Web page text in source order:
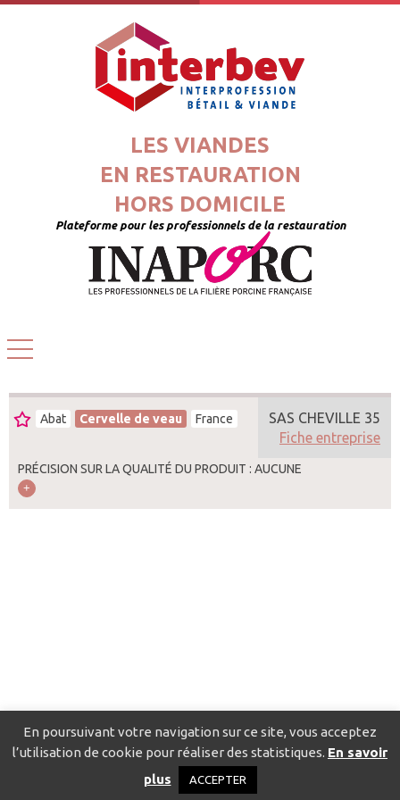
LES VIANDES
EN RESTAURATION
HORS DOMICILE
Plateforme pour les professionnels de la restauration
Abat Cervelle de veau France
PRÉCISION SUR LA QUALITÉ DU PRODUIT : AUCUNE
SAS CHEVILLE 35
Fiche entreprise
Catalogue pour localiser les fournisseurs
Politique de confidentialité
En poursuivant votre navigation sur ce site, vous acceptez
l’utilisation de cookie pour réaliser des statistiques. En savoir
plus
ACCEPTER